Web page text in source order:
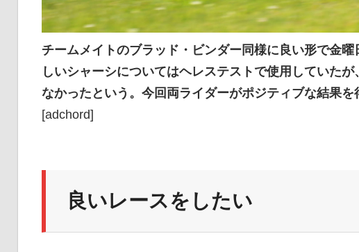
チームメイトのブラッド・ビンダー同様に良い形で金
しいシャーシについてはヘレステストで使用していた
なかったという。今回両ライダーがポジティブな結果を
[adchord]
良いレースをしたい